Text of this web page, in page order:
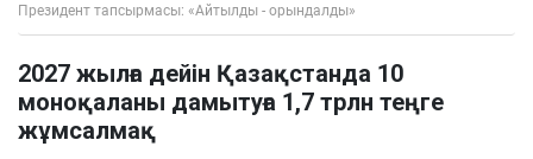
Президент тапсырмасы: «Айтылды - орындалды»
2027 жылға дейін Қазақстанда 10
моноқаланы дамытуға 1,7 трлн теңге
жұмсалмақ